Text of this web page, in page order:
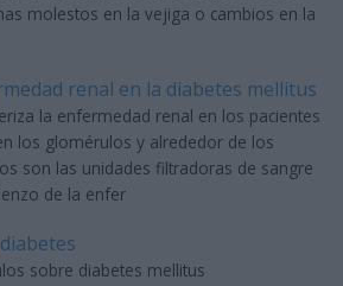
molestos en la vejiga o cambios en la
renal en la diabetes mellitus
la enfermedad renal en los pacientes
los glomérulos y alrededor de los
son las unidades filtradoras de sangre
de la enfer
sobre diabetes mellitus